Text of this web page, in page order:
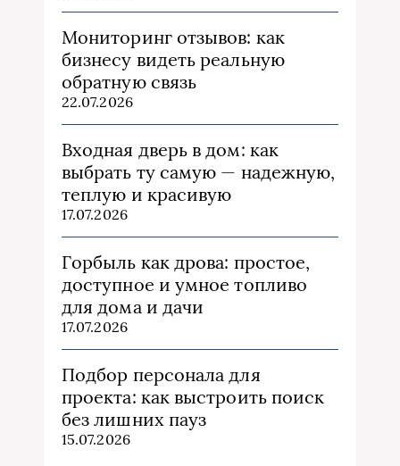
Мониторинг отзывов: как
бизнесу видеть реальную
обратную связь
22.07.2026
Входная дверь в дом: как
выбрать ту самую — надежную,
теплую и красивую
17.07.2026
Горбыль как дрова: простое,
доступное и умное топливо
для дома и дачи
17.07.2026
Подбор персонала для
проекта: как выстроить поиск
без лишних пауз
15.07.2026